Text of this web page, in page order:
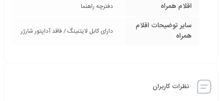
اقلام همراه دفترچه‌ راهنما
سایر توضیحات اقلام
همراه
دارای کابل لایتنینگ / فاقد آداپتور شارژر
نظرات کاربران